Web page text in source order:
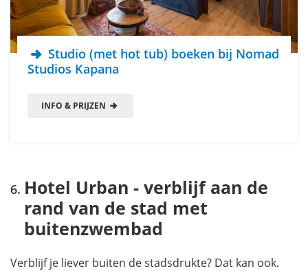
Studio (met hot tub) boeken bij Nomad
Studios Kapana
INFO & PRIJZEN
Hotel Urban - verblijf aan de
rand van de stad met
buitenzwembad
Verblijf je liever buiten de stadsdrukte? Dat kan ook.